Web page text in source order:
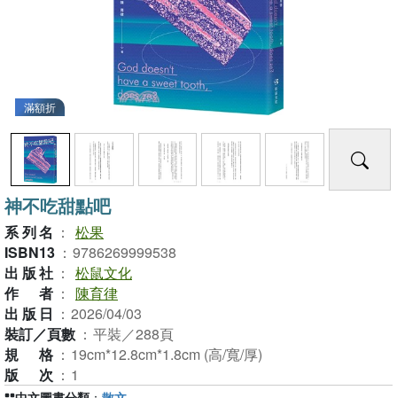
滿額折
神不吃甜點吧
系列名 ： 松果
ISBN13 ： 9786269999538
出版社 ： 松鼠文化
作者 ： 陳育律
出版日 ： 2026/04/03
裝訂／頁數 ： 平裝／288頁
規格 ： 19cm*12.8cm*1.8cm (高/寬/厚)
版次 ： 1